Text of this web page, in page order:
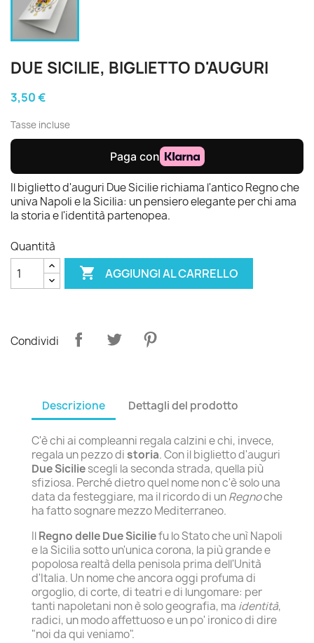
DUE SICILIE, BIGLIETTO D'AUGURI
3,50 €
Tasse incluse
Il biglietto d'auguri Due Sicilie richiama l'antico Regno che
univa Napoli e la Sicilia: un pensiero elegante per chi ama
la storia e l'identità partenopea.
Quantità
 AGGIUNGI AL CARRELLO
Condividi
Descrizione Dettagli del prodotto
C'è chi ai compleanni regala calzini e chi, invece,
regala un pezzo distoria. Con il biglietto d'auguri
Due Siciliescegli la seconda strada, quella più
sfiziosa. Perché dietro quel nome non c'è solo una
data da festeggiare, ma il ricordo di unRegnoche
ha fatto sognare mezzo Mediterraneo.
IlRegno delle Due Siciliefu lo Stato che unì Napoli
e la Sicilia sotto un'unica corona, la più grande e
popolosa realtà della penisola prima dell'Unità
d'Italia. Un nome che ancora oggi profuma di
orgoglio, di corte, di teatri e di lungomare: per
tanti napoletani non è solo geografia, ma identità,
radici, un modo affettuoso e un po' ironico di dire
"noi da qui veniamo".